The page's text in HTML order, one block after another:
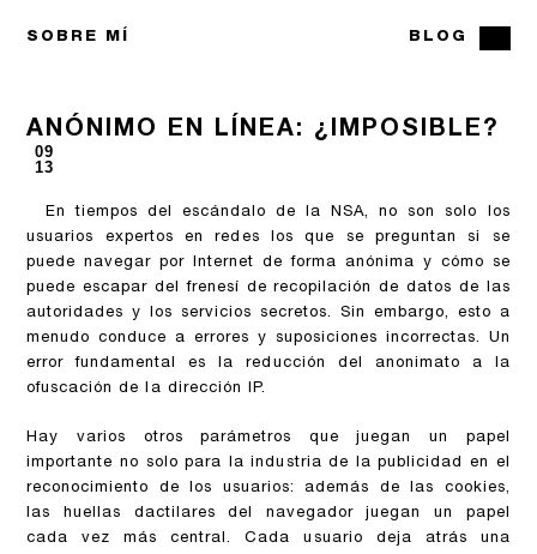
SOBRE MÍ BLOG
ANÓNIMO EN LÍNEA: ¿IMPOSIBLE?
09
13
En tiempos del escándalo de la NSA, no son solo los
usuarios expertos en redes los que se preguntan si se
puede navegar por Internet de forma anónima y cómo se
puede escapar del frenesí de recopilación de datos de las
autoridades y los servicios secretos. Sin embargo, esto a
menudo conduce a errores y suposiciones incorrectas. Un
error fundamental es la reducción del anonimato a la
ofuscación de la dirección IP.
Hay varios otros parámetros que juegan un papel
importante no solo para la industria de la publicidad en el
reconocimiento de los usuarios: además de las cookies,
las huellas dactilares del navegador juegan un papel
cada vez más central. Cada usuario deja atrás una